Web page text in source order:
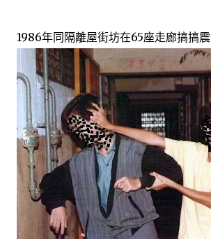
1986年同隔離屋街坊在65座走廊搞搞震